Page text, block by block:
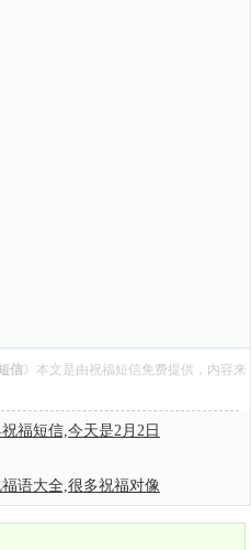
信》本文是由祝福短信免费提供，内容来
福短信,今天是2月2日
语大全,很多祝福对像